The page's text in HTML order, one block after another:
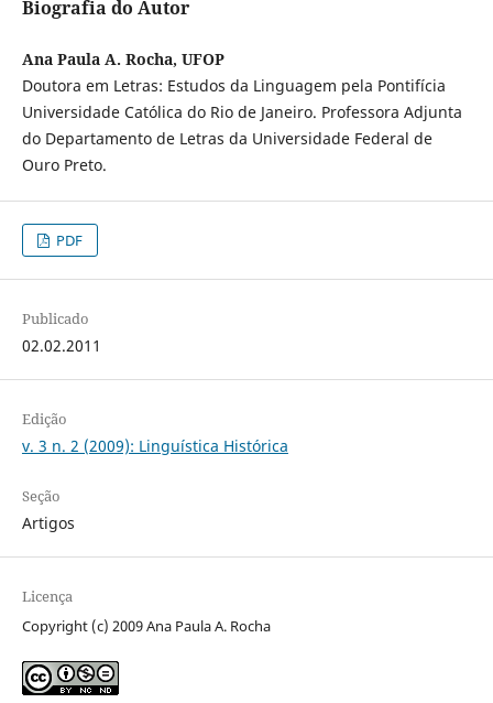
Biografia do Autor
Ana Paula A. Rocha, UFOP
Doutora em Letras: Estudos da Linguagem pela Pontifícia
Universidade Católica do Rio de Janeiro. Professora Adjunta
do Departamento de Letras da Universidade Federal de
Ouro Preto.
PDF
Publicado
02.02.2011
Edição
v. 3 n. 2 (2009): Linguística Histórica
Seção
Artigos
Licença
Copyright (c) 2009 Ana Paula A. Rocha